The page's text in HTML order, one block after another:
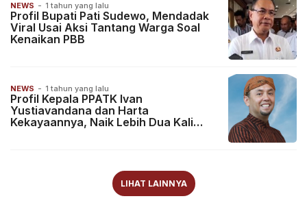
NEWS - 1 tahun yang lalu
Profil Bupati Pati Sudewo, Mendadak
Viral Usai Aksi Tantang Warga Soal
Kenaikan PBB
NEWS - 1 tahun yang lalu
Profil Kepala PPATK Ivan
Yustiavandana dan Harta
Kekayaannya, Naik Lebih Dua Kali
LIHAT LAINNYA